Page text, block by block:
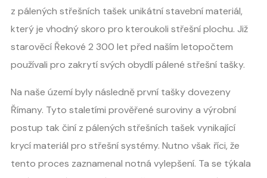
z pálených střešních tašek unikátní stavební materiál,
který je vhodný skoro pro kteroukoli střešní plochu. Již
starověcí Řekové 2 300 let před naším letopočtem
používali pro zakrytí svých obydlí pálené střešní tašky.
Na naše území byly následně první tašky dovezeny
Římany. Tyto staletími prověřené suroviny a výrobní
postup tak činí z pálených střešních tašek vynikající
krycí materiál pro střešní systémy. Nutno však říci, že
tento proces zaznamenal notná vylepšení. Ta se týkala